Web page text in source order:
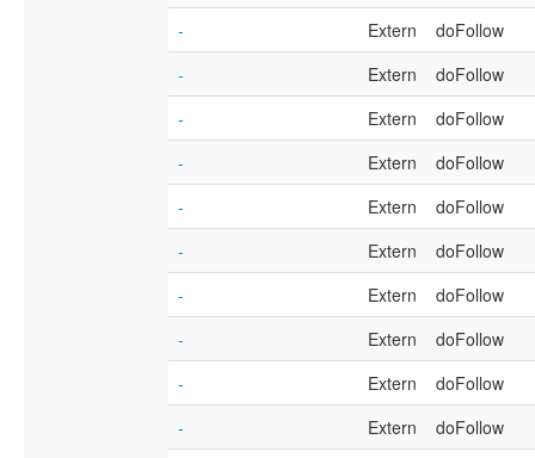
-
Extern
doFollow
-
Extern
doFollow
-
Extern
doFollow
-
Extern
doFollow
-
Extern
doFollow
-
Extern
doFollow
-
Extern
doFollow
-
Extern
doFollow
-
Extern
doFollow
-
Extern
doFollow